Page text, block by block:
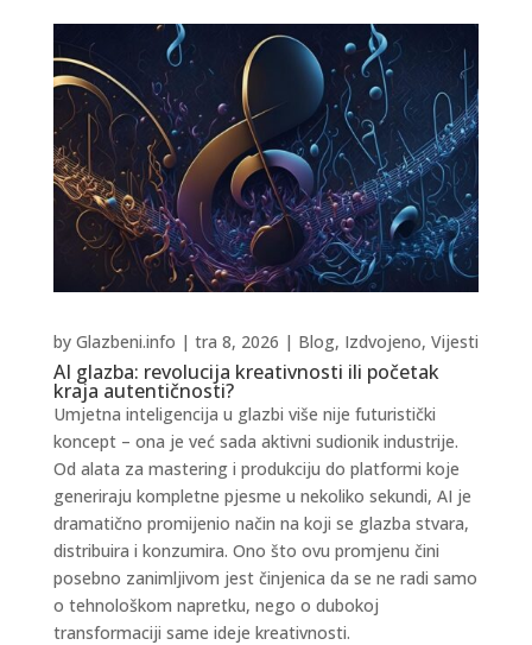
AI glazba: revolucija kreativnosti ili početak
kraja autentičnosti?
by Glazbeni.info | tra 8, 2026 | Blog, Izdvojeno, Vijesti
Umjetna inteligencija u glazbi više nije futuristički
koncept – ona je već sada aktivni sudionik industrije.
Od alata za mastering i produkciju do platformi koje
generiraju kompletne pjesme u nekoliko sekundi, AI je
dramatično promijenio način na koji se glazba stvara,
distribuira i konzumira. Ono što ovu promjenu čini
posebno zanimljivom jest činjenica da se ne radi samo
o tehnološkom napretku, nego o dubokoj
transformaciji same ideje kreativnosti.